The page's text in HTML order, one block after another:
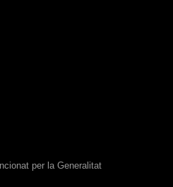
per la Generalitat